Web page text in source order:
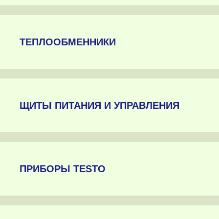
ТЕПЛООБМЕННИКИ
ЩИТЫ ПИТАНИЯ И УПРАВЛЕНИЯ
ПРИБОРЫ TESTO